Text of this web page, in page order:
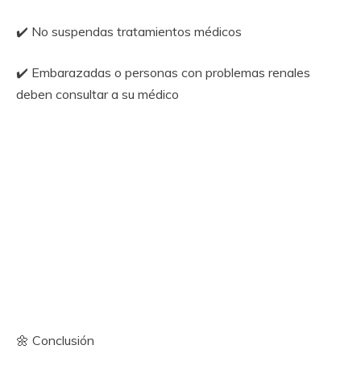
✔️ No suspendas tratamientos médicos
✔️ Embarazadas o personas con problemas renales
deben consultar a su médico
🌼 Conclusión